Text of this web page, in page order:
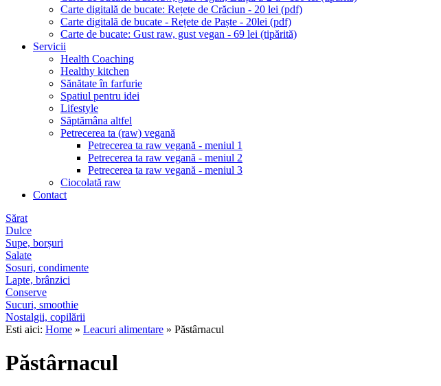
Carte digitală de bucate: Rețete de Crăciun - 20 lei (pdf)
Carte digitală de bucate - Rețete de Paște - 20lei (pdf)
Carte de bucate: Gust raw, gust vegan - 69 lei (tipărită)
Servicii
Health Coaching
Healthy kitchen
Sănătate în farfurie
Spatiul pentru idei
Lifestyle
Săptămâna altfel
Petrecerea ta (raw) vegană
Petrecerea ta raw vegană - meniul 1
Petrecerea ta raw vegană - meniul 2
Petrecerea ta raw vegană - meniul 3
Ciocolată raw
Contact
Sărat
Dulce
Supe, borșuri
Salate
Sosuri, condimente
Lapte, brânzici
Conserve
Sucuri, smoothie
Nostalgii, copilării
Esti aici: Home » Leacuri alimentare » Păstârnacul
Păstârnacul